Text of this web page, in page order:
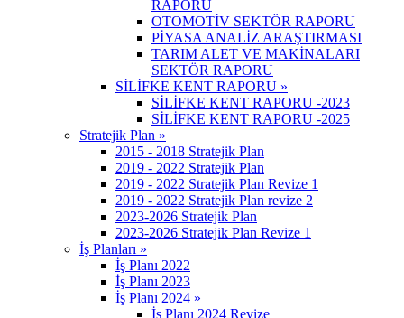
RAPORU
OTOMOTİV SEKTÖR RAPORU
PİYASA ANALİZ ARAŞTIRMASI
TARIM ALET VE MAKİNALARI
SEKTÖR RAPORU
SİLİFKE KENT RAPORU »
SİLİFKE KENT RAPORU -2023
SİLİFKE KENT RAPORU -2025
Stratejik Plan »
2015 - 2018 Stratejik Plan
2019 - 2022 Stratejik Plan
2019 - 2022 Stratejik Plan Revize 1
2019 - 2022 Stratejik Plan revize 2
2023-2026 Stratejik Plan
2023-2026 Stratejik Plan Revize 1
İş Planları »
İş Planı 2022
İş Planı 2023
İş Planı 2024 »
İş Planı 2024 Revize